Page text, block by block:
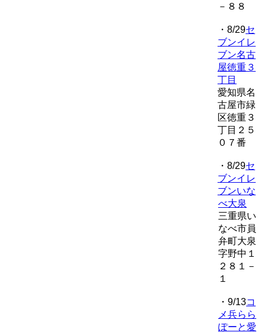
－８８
・8/29セ
ブンイレ
ブン名古
屋徳重３
丁目
愛知県名
古屋市緑
区徳重３
丁目２５
０７番
・8/29セ
ブンイレ
ブンいな
べ大泉
三重県い
なべ市員
弁町大泉
字野中１
２８１－
１
・9/13コ
メ兵らら
ぽーと愛